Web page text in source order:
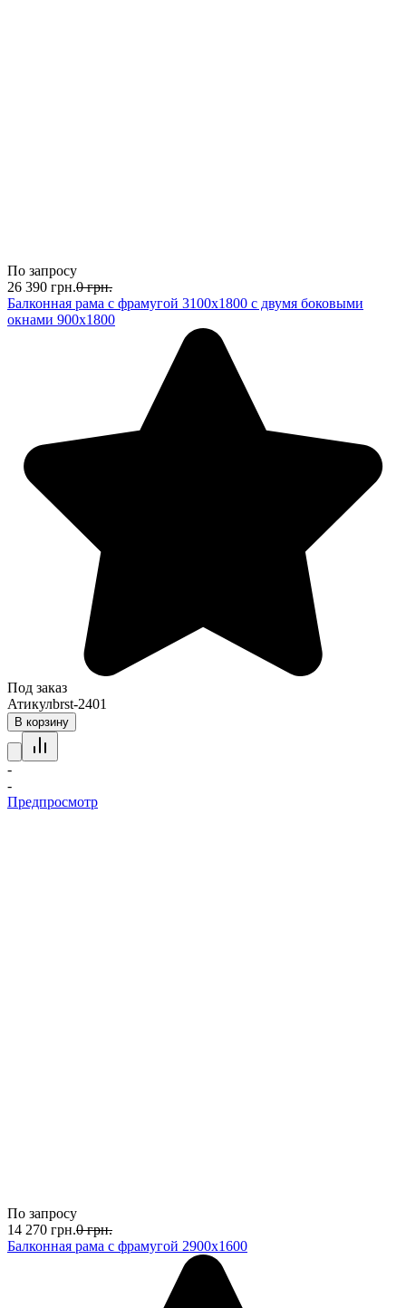
По запросу
26 390 грн.0 грн.
Балконная рама с фрамугой 3100х1800 с двумя боковыми
окнами 900х1800
Под заказ
Атикулbrst-2401
В корзину
-
-
Предпросмотр
По запросу
14 270 грн.0 грн.
Балконная рама с фрамугой 2900х1600